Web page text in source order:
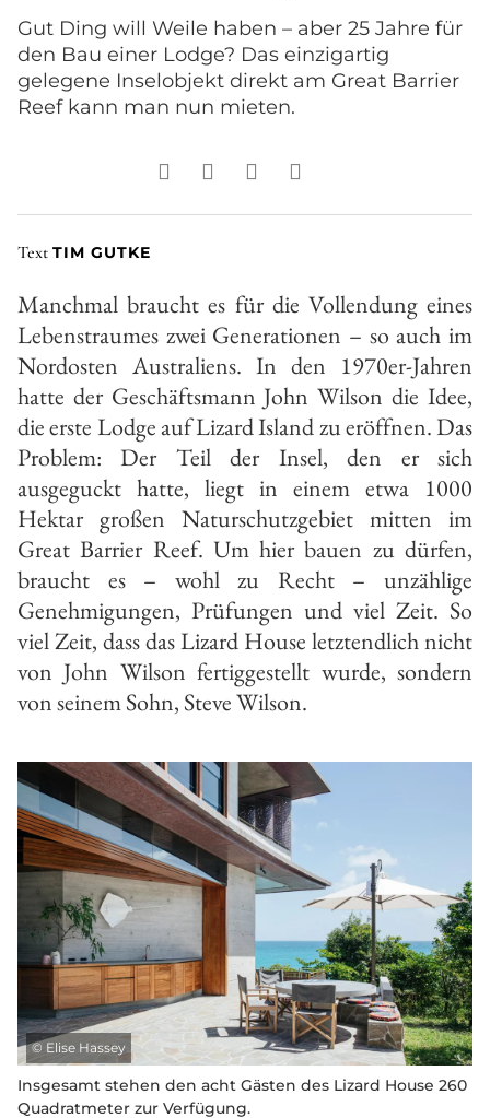
Gut Ding will Weile haben – aber 25 Jahre für
den Bau einer Lodge? Das einzigartig
gelegene Inselobjekt direkt am Great Barrier
Reef kann man nun mieten.
Text TIM GUTKE
Manchmal braucht es für die Vollendung eines
Lebenstraumes zwei Generationen – so auch im
Nordosten Australiens. In den 1970er-Jahren
hatte der Geschäftsmann John Wilson die Idee,
die erste Lodge auf Lizard Island zu eröffnen. Das
Problem: Der Teil der Insel, den er sich
ausgeguckt hatte, liegt in einem etwa 1000
Hektar großen Naturschutzgebiet mitten im
Great Barrier Reef. Um hier bauen zu dürfen,
braucht es – wohl zu Recht – unzählige
Genehmigungen, Prüfungen und viel Zeit. So
viel Zeit, dass das Lizard House letztendlich nicht
von John Wilson fertiggestellt wurde, sondern
von seinem Sohn, Steve Wilson.
© Elise Hassey
Insgesamt stehen den acht Gästen des Lizard House 260
Quadratmeter zur Verfügung.